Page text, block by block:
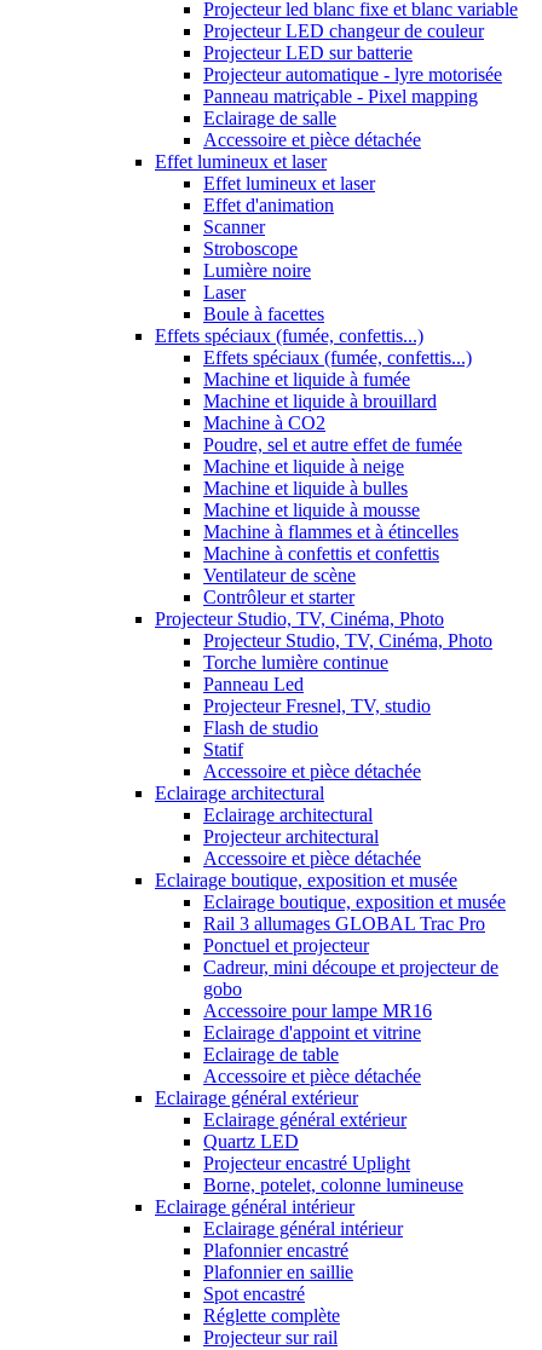
Projecteur led blanc fixe et blanc variable
Projecteur LED changeur de couleur
Projecteur LED sur batterie
Projecteur automatique - lyre motorisée
Panneau matriçable - Pixel mapping
Eclairage de salle
Accessoire et pièce détachée
Effet lumineux et laser
Effet lumineux et laser
Effet d'animation
Scanner
Stroboscope
Lumière noire
Laser
Boule à facettes
Effets spéciaux (fumée, confettis...)
Effets spéciaux (fumée, confettis...)
Machine et liquide à fumée
Machine et liquide à brouillard
Machine à CO2
Poudre, sel et autre effet de fumée
Machine et liquide à neige
Machine et liquide à bulles
Machine et liquide à mousse
Machine à flammes et à étincelles
Machine à confettis et confettis
Ventilateur de scène
Contrôleur et starter
Projecteur Studio, TV, Cinéma, Photo
Projecteur Studio, TV, Cinéma, Photo
Torche lumière continue
Panneau Led
Projecteur Fresnel, TV, studio
Flash de studio
Statif
Accessoire et pièce détachée
Eclairage architectural
Eclairage architectural
Projecteur architectural
Accessoire et pièce détachée
Eclairage boutique, exposition et musée
Eclairage boutique, exposition et musée
Rail 3 allumages GLOBAL Trac Pro
Ponctuel et projecteur
Cadreur, mini découpe et projecteur de
gobo
Accessoire pour lampe MR16
Eclairage d'appoint et vitrine
Eclairage de table
Accessoire et pièce détachée
Eclairage général extérieur
Eclairage général extérieur
Quartz LED
Projecteur encastré Uplight
Borne, potelet, colonne lumineuse
Eclairage général intérieur
Eclairage général intérieur
Plafonnier encastré
Plafonnier en saillie
Spot encastré
Réglette complète
Projecteur sur rail